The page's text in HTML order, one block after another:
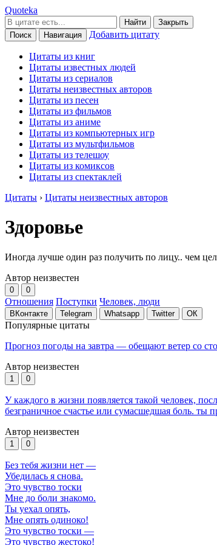
Quoteka
Найти
Закрыть
Поиск
Навигация Добавить цитату
Цитаты из книг
Цитаты известных людей
Цитаты из сериалов
Цитаты неизвестных авторов
Цитаты из песен
Цитаты из фильмов
Цитаты из аниме
Цитаты из компьютерных игр
Цитаты из мультфильмов
Цитаты из телешоу
Цитаты из комиксов
Цитаты из спектаклей
Цитаты › Цитаты неизвестных авторов
Здоровье
Иногда лучше один раз получить по лицу.. чем
Автор неизвестен
0 0
Отношения Поступки Человек, люди
ВКонтакте Telegram Whatsapp Twitter ОК
Популярные цитаты
Прогноз погоды на завтра — обещают ветер со
Автор неизвестен
1 0
У каждого в жизни появляется такой человек,
безграничное счастье или сумасшедшая боль. ты
Автор неизвестен
1 0
Без тебя жизни нет —
Убедилась я снова.
Это чувство тоски
Мне до боли знакомо.
Ты уехал опять,
Мне опять одиноко!
Это чувство тоски —
Это чувство жестоко!